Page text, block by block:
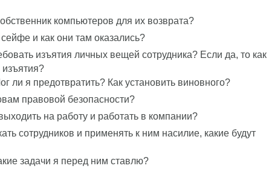
компьютеров для их возврата?
и как они там оказались?
изъятия личных вещей сотрудника? Если да, то как
я предотвратить? Как установить виновного?
правовой безопасности?
на работу и работать в компании?
сотрудников и применять к ним насилие, какие будут
задачи я перед ним ставлю?